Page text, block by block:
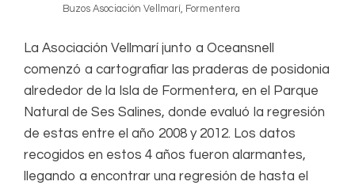
Buzos Asociación Vellmarí, Formentera
La Asociación Vellmarí junto a Oceansnell
comenzó a cartografiar las praderas de posidonia
alrededor de la Isla de Formentera, en el Parque
Natural de Ses Salines, donde evaluó la regresión
de estas entre el año 2008 y 2012. Los datos
recogidos en estos 4 años fueron alarmantes,
llegando a encontrar una regresión de hasta el